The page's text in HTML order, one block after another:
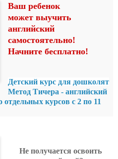
Ваш ребенок
может выучить
английский
самостоятельно!
Начните бесплатно!
Детский курс для дошколят
Метод Тичера - английский
курсов с 2 по 11
Не получается освоить